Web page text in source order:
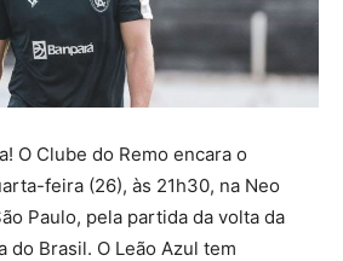
O Clube do Remo encara o
feira (26), às 21h30, na Neo
Paulo, pela partida da volta da
do Brasil. O Leão Azul tem